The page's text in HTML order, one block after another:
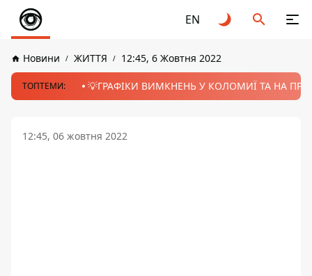
EN
Новини ЖИТТЯ 12:45, 6 Жовтня 2022
ТОПТЕМИ: 💡ГРАФІКИ ВИМКНЕНЬ У КОЛОМИЇ ТА НА
12:45, 06 жовтня 2022